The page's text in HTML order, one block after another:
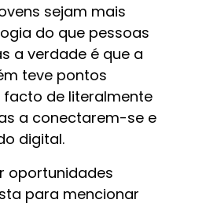
sejam mais
do que pessoas
a verdade é que a
teve pontos
de literalmente
a conectarem-se e
digital.
oportunidades
para mencionar